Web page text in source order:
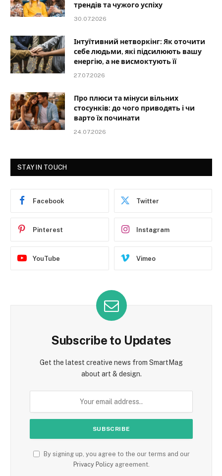
трендів та чужого успіху
30.07.2026
Інтуїтивний нетворкінг: Як оточити
себе людьми, які підсилюють вашу
енергію, а не висмоктують її
27.07.2026
Про плюси та мінуси вільних
стосунків: до чого приводять і чи
варто їх починати
24.07.2026
STAY IN TOUCH
Facebook Twitter
Pinterest Instagram
YouTube Vimeo
Subscribe to Updates
Get the latest creative news from SmartMag
about art & design.
By signing up, you agree to the our terms and our
Privacy Policyagreement.